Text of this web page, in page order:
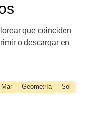
que coinciden
o descargar en
Mar Geometría
Sol